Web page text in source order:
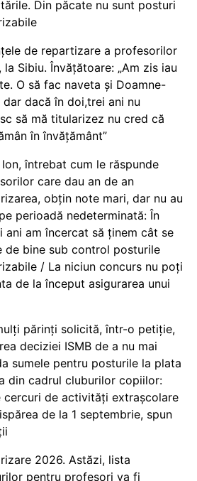
Din păcate nu sunt posturi
de repartizare a profesorilor
la Sibiu. Învățătoare: „Am zis iau
O să fac naveta și Doamne-
dar dacă în doi,trei ani nu
să mă titularizez nu cred că
în învățământ”
Ion, întrebat cum le răspunde
care dau an de an
obțin note mari, dar nu au
perioadă nedeterminată: În
ani am încercat să ținem cât se
de bine sub control posturile
/ La niciun concurs nu poți
de la început asigurarea unui
părinți solicită, într-o petiție,
deciziei ISMB de a nu mai
sumele pentru posturile la plata
din cadrul cluburilor copiilor:
cercuri de activități extrașcolare
de la 1 septembrie, spun
2026. Astăzi, lista
pentru profesori va fi